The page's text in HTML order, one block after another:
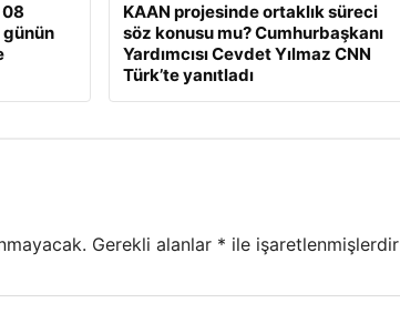
KAAN projesinde ortaklık süreci
söz konusu mu? Cumhurbaşkanı
Yardımcısı Cevdet Yılmaz CNN
Türk’te yanıtladı
Gerekli alanlar * ile işaretlenmişlerdir